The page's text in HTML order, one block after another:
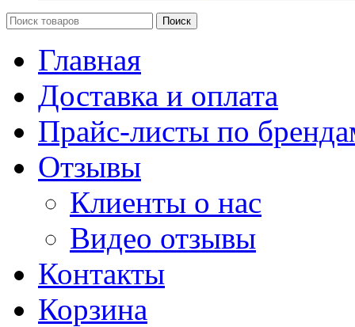
Поиск
Главная
Доставка и оплата
Прайс-листы по
Отзывы
Клиенты о нас
Видео отзывы
Контакты
Корзина